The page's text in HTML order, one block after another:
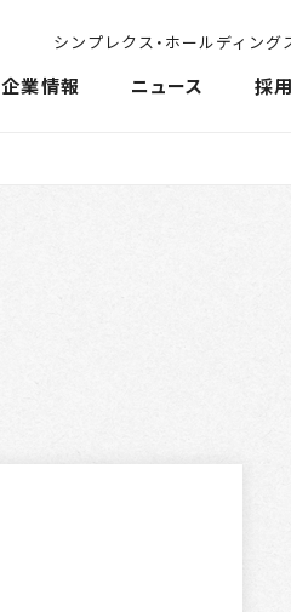
シンプレクス・ホールディング
企業情報 ニュース 採